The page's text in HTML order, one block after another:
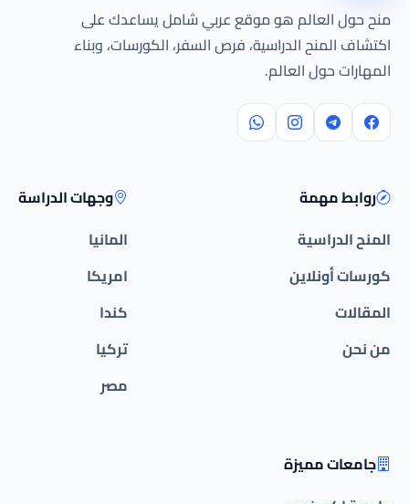
منح حول العالم هو موقع عربي شامل يساعدك على
اكتشاف المنح الدراسية، فرص السفر، الكورسات، وبناء
المهارات حول العالم.
روابط مهمة
المنح الدراسية
كورسات أونلاين
المقالات
من نحن
وجهات الدراسة
المانيا
امريكا
كندا
تركيا
مصر
جامعات مميزة